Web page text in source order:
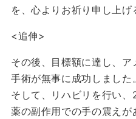
を、心よりお祈り申し上げ
<追伸>
その後、目標額に達し、
手術が無事に成功しました。
そして、リハビリを行い、
薬の副作用での手の震え